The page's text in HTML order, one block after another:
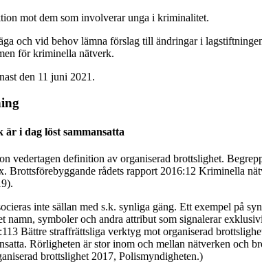
mot dem som involverar unga i kriminalitet.
och vid behov lämna förslag till ändringar i
för kriminella nätverk.
den 11 juni 2021.
i dag löst sammansatta
vedertagen definition av organiserad brottslighet.
Brottsförebyggande rådets rapport 2016:12 Kriminella
inte sällan med s.k. synliga gäng. Ett exempel på
namn, symboler och andra attribut som signalerar
Bättre straffrättsliga verktyg mot organiserad
Rörligheten är stor inom och mellan nätverken och
brottslighet 2017, Polismyndigheten.)